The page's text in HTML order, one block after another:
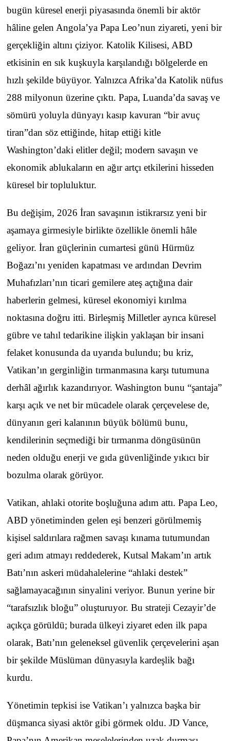
bugün küresel enerji piyasasında önemli bir aktör
hâline gelen Angola’ya Papa Leo’nun ziyareti, yeni bir
gerçekliğin altını çiziyor. Katolik Kilisesi, ABD
etkisinin en sık kuşkuyla karşılandığı bölgelerde en
hızlı şekilde büyüyor. Yalnızca Afrika’da Katolik nüfus
288 milyonun üzerine çıktı. Papa, Luanda’da savaş ve
sömürü yoluyla dünyayı kasıp kavuran “bir avuç
tiran”dan söz ettiğinde, hitap ettiği kitle
Washington’daki elitler değil; modern savaşın ve
ekonomik ablukaların en ağır artçı etkilerini hisseden
küresel bir topluluktur.
Bu değişim, 2026 İran savaşının istikrarsız yeni bir
aşamaya girmesiyle birlikte özellikle önemli hâle
geliyor. İran güçlerinin cumartesi günü Hürmüz
Boğazı’nı yeniden kapatması ve ardından Devrim
Muhafızları’nın ticari gemilere ateş açtığına dair
haberlerin gelmesi, küresel ekonomiyi kırılma
noktasına doğru itti. Birleşmiş Milletler ayrıca küresel
gübre ve tahıl tedarikine ilişkin yaklaşan bir insani
felaket konusunda da uyarıda bulundu; bu kriz,
Vatikan’ın gerginliğin tırmanmasına karşı tutumuna
derhâl ağırlık kazandırıyor. Washington bunu “şantaja”
karşı açık ve net bir mücadele olarak çerçevelese de,
dünyanın geri kalanının büyük bölümü bunu,
kendilerinin seçmediği bir tırmanma döngüsünün
neden olduğu enerji ve gıda güvenliğinde yıkıcı bir
bozulma olarak görüyor.
Vatikan, ahlaki otorite boşluğuna adım attı. Papa Leo,
ABD yönetiminden gelen eşi benzeri görülmemiş
kişisel saldırılara rağmen savaşı kınama tutumundan
geri adım atmayı reddederek, Kutsal Makam’ın artık
Batı’nın askeri müdahalelerine “ahlaki destek”
sağlamayacağının sinyalini veriyor. Bunun yerine bir
“tarafsızlık bloğu” oluşturuyor. Bu strateji Cezayir’de
açıkça görüldü; burada ülkeyi ziyaret eden ilk papa
olarak, Batı’nın geleneksel güvenlik çerçevelerini aşan
bir şekilde Müslüman dünyasıyla kardeşlik bağı
kurdu.
Yönetimin tepkisi ise Vatikan’ı yalnızca başka bir
düşmanca siyasi aktör gibi görmek oldu. JD Vance,